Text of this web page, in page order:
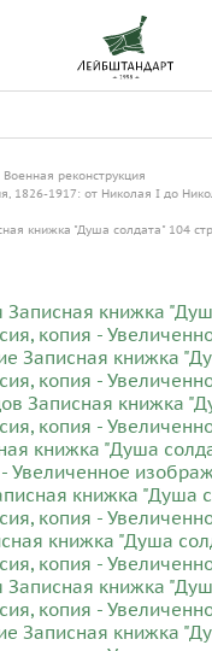
Военная реконструкция
1826-1917: от Николая I до
книжка "Душа солдата" 104